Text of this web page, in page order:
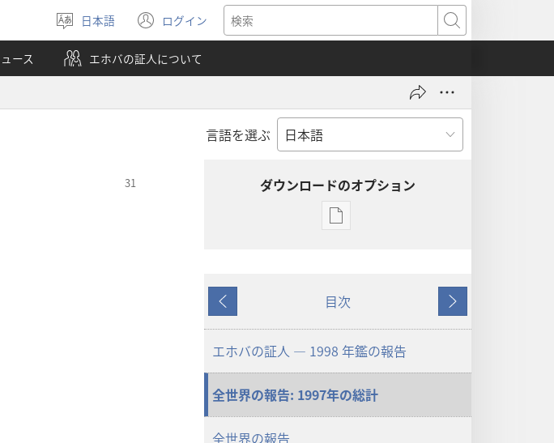
言
語
を
選
日本語 ログイン
（新
し
い
タ
で
検
索
ース エホバの証人について
言語を選ぶ
ダウンロードのオプション
出
ダ
ウ
ン
ド
オ
戻
る
目次
次
へ
エホバの証人 ― 1998 年鑑の報告
全世界の報告: 1997年の総計
全世界の報告